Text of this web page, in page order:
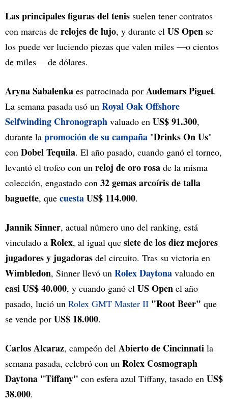
Las principales figuras del tenis suelen tener contratos
con marcas de relojes de lujo, y durante el US Open se
los puede ver luciendo piezas que valen miles —o cientos
de miles— de dólares.
Aryna Sabalenka es patrocinada por Audemars Piguet.
La semana pasada usó un Royal Oak Offshore
Selfwinding Chronograph valuado en US$ 91.300,
durante la promoción de su campaña "Drinks On Us"
con Dobel Tequila. El año pasado, cuando ganó el torneo,
levantó el trofeo con un reloj de oro rosa de la misma
colección, engastado con 32 gemas arcoíris de talla
baguette, que cuestaUS$ 114.000.
Jannik Sinner, actual número uno del ranking, está
vinculado a Rolex, al igual que siete de los diez mejores
jugadores y jugadoras del circuito. Tras su victoria en
Wimbledon, Sinner llevó un Rolex Daytona valuado en
casi US$ 40.000, y cuando ganó el US Open el año
pasado, lució un Rolex GMT Master II "Root Beer" que
se vende por US$ 18.000.
Carlos Alcaraz, campeón del Abierto de Cincinnati la
semana pasada, celebró con un Rolex Cosmograph
Daytona "Tiffany" con esfera azul Tiffany, tasado en US$
38.000.